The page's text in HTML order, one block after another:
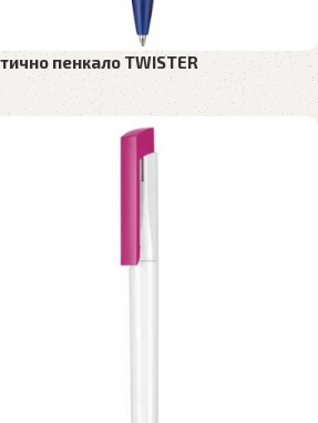
пенкало TWISTER
материјал, Пластични пенкала